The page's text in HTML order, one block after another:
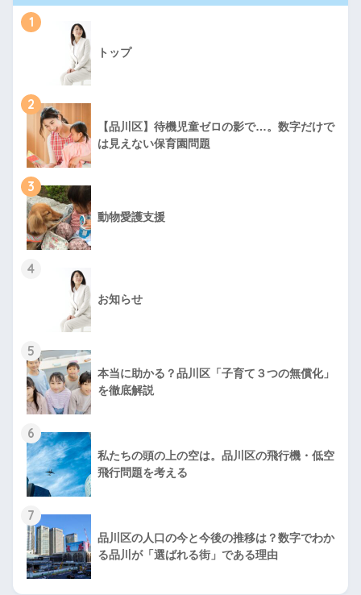
1
トップ
2
【品川区】待機児童ゼロの影で…。数字だけで
は見えない保育園問題
3
動物愛護支援
4
お知らせ
5
本当に助かる？品川区「子育て３つの無償化」
を徹底解説
6
私たちの頭の上の空は。品川区の飛行機・低空
飛行問題を考える
7
品川区の人口の今と今後の推移は？数字でわか
る品川が「選ばれる街」である理由